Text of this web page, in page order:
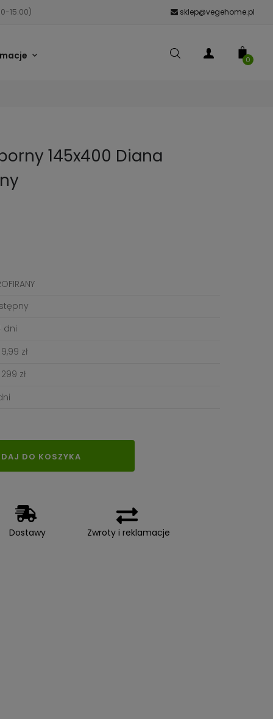
15.00) sklep@vegehome.pl
0
145x400 Diana
dni
zł
zł
DO KOSZYKA
Dostawy Zwroty i reklamacje